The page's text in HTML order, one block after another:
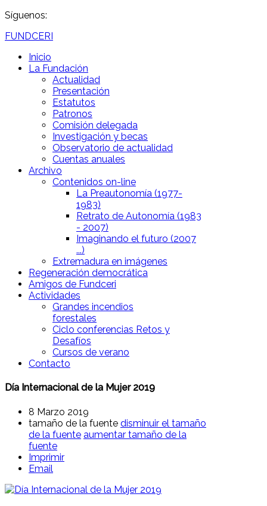
Síguenos:
FUNDCERI
Inicio
La Fundación
Actualidad
Presentación
Estatutos
Patronos
Comisión delegada
Investigación y becas
Observatorio de actualidad
Cuentas anuales
Archivo
Contenidos on-line
La Preautonomía (1977-
1983)
Retrato de Autonomía (1983
- 2007)
Imaginando el futuro (2007
...)
Extremadura en imágenes
Regeneración democrática
Amigos de Fundceri
Actividades
Grandes incendios
forestales
Ciclo conferencias Retos y
Desafíos
Cursos de verano
Contacto
Día Internacional de la Mujer 2019
8 Marzo 2019
tamaño de la fuente disminuir el tamaño
de la fuente aumentar tamaño de la
fuente
Imprimir
Email